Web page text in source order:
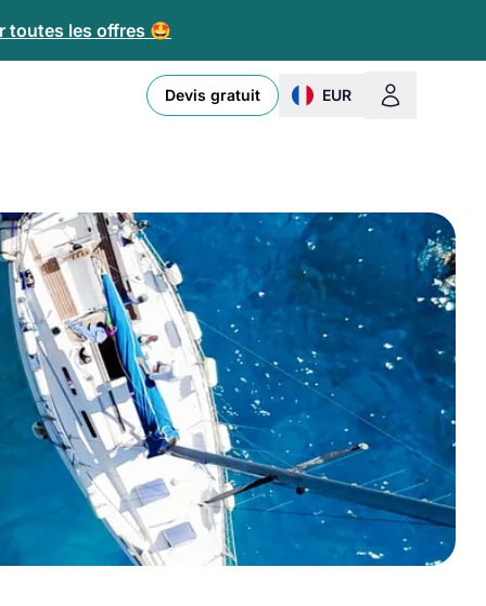
toutes les offres 🤩
Devis gratuit EUR
change currency or